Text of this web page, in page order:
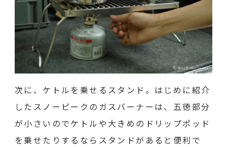
次に、ケトルを乗せるスタンド。はじめに紹介
したスノーピークのガスバーナーは、五徳部分
が小さいのでケトルや大きめのドリップポッド
を乗せたりするならスタンドがあると便利で